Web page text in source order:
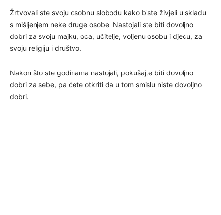
Žrtvovali ste svoju osobnu slobodu kako biste živjeli u skladu
s mišljenjem neke druge osobe. Nastojali ste biti dovoljno
dobri za svoju majku, oca, učitelje, voljenu osobu i djecu, za
svoju religiju i društvo.
Nakon što ste godinama nastojali, pokušajte biti dovoljno
dobri za sebe, pa ćete otkriti da u tom smislu niste dovoljno
dobri.